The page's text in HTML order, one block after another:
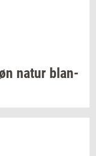
natur blan­